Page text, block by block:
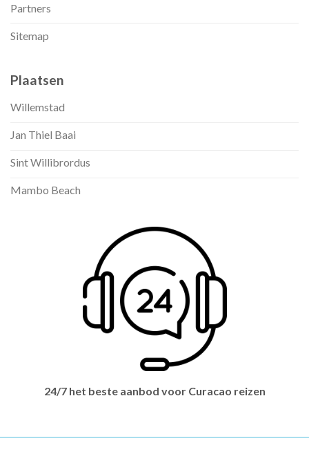
Partners
Sitemap
Plaatsen
Willemstad
Jan Thiel Baai
Sint Willibrordus
Mambo Beach
24/7 het beste aanbod voor Curacao reizen